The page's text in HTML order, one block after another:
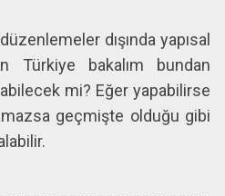
dışında yapısal
Türkiye bakalım bundan
mi? Eğer yapabilirse
geçmişte olduğu gibi